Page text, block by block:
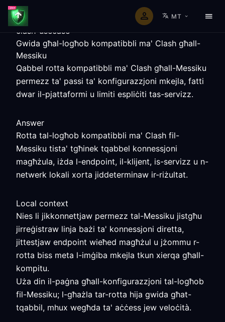
MT
clash-usecase
Gwida għal-logħob kompatibbli ma' Clash għall-
Messiku
Qabbel rotta kompatibbli ma' Clash għall-Messiku
permezz ta' passi ta' konfigurazzjoni mkejla, fatti
dwar il-pjattaformi u limiti espliċiti tas-servizz.
Answer
Rotta tal-logħob kompatibbli ma' Clash fil-
Messiku tista' tgħinek tqabbel konnessjoni
magħżula, iżda l-endpoint, il-klijent, is-servizz u n-
netwerk lokali xorta jiddeterminaw ir-riżultat.
Local context
Nies li jikkonnettjaw permezz tal-Messiku jistgħu
jirreġistraw linja bażi ta' konnessjoni diretta,
jittestjaw endpoint wieħed magħżul u jżommu r-
rotta biss meta l-imġiba mkejla tkun xierqa għall-
kompitu.
Uża din il-paġna għall-konfigurazzjoni tal-logħob
fil-Messiku; l-għażla tar-rotta hija gwida għat-
tqabbil, mhux wegħda ta' aċċess jew veloċità.